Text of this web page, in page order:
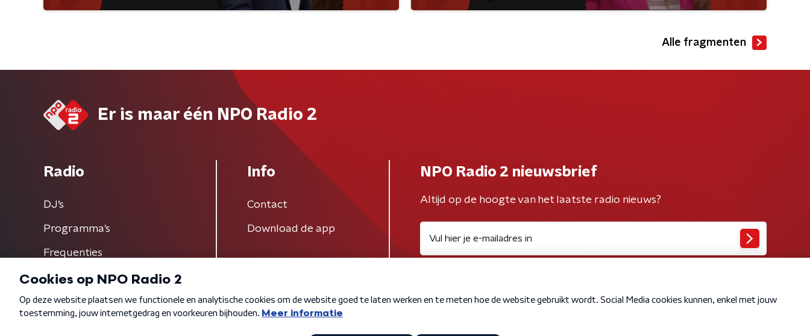
Alle fragmenten
Er is maar één NPO Radio 2
Radio
DJ’s
Programma's
Frequenties
Info
Contact
Download de app
NPO Radio 2 nieuwsbrief
Altijd op de hoogte van het laatste radio nieuws?
Algemene voorwaarden Privacybeleid